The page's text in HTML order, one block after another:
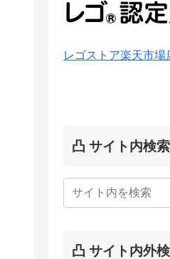
レゴストア楽天市場
凸 サイト内検索
凸 サイト内外